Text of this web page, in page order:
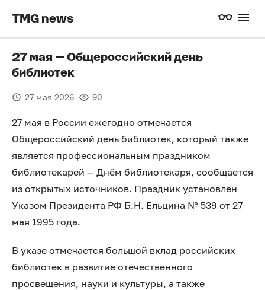
TMG news
27 мая — Общероссийский день
библиотек
27 мая 2026 90
27 мая в России ежегодно отмечается
Общероссийский день библиотек, который также
является профессиональным праздником
библиотекарей — Днём библиотекаря, сообщается
из открытых источников. Праздник установлен
Указом Президента РФ Б.Н. Ельцина № 539 от 27
мая 1995 года.
В указе отмечается большой вклад российских
библиотек в развитие отечественного
просвещения, науки и культуры, а также